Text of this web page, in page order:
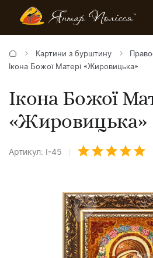
Картини з бурштину
Ікона Божої Матері «Жировицька»
Ікона Божої
«Жировицька»
Артикул: І-45